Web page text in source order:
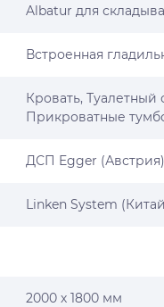
Albatur для
Встроенная
Кровать, Туалетный
Прикроватные
ДСП Egger (Австрия)
Linken System
2000 х 1800 мм